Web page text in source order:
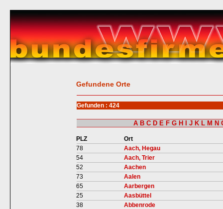
Gefundene Orte
Gefunden : 424
A B C D E F G H J K L M N
PLZ
Ort
78
Aach, Hegau
54
Aach, Trier
52
Aachen
73
Aalen
65
Aarbergen
25
Aasbüttel
38
Abbenrode